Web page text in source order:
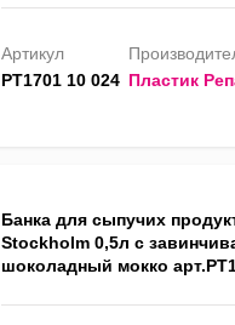
Артикул
PT1701 10 024 Пластик
Банка для сыпучих
Stockholm 0,5л с
шоколадный мокко